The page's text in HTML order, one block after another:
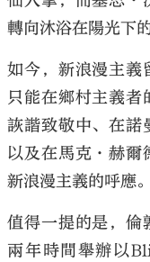
轉向沐浴在陽光下
如今，新浪漫主義
只能在鄉村主義
詼諧致敬中、在諾
以及在馬克·赫爾
新浪漫主義的呼應。
值得一提的是，倫
兩年時間舉辦以